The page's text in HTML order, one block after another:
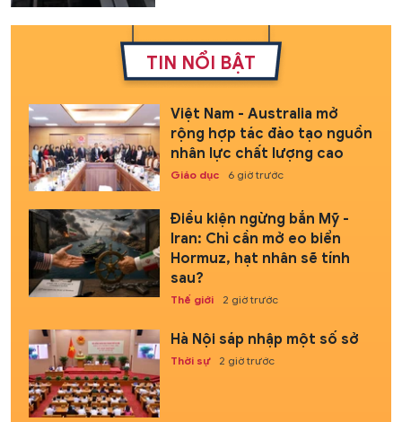
TIN NỔI BẬT
Việt Nam - Australia mở
rộng hợp tác đào tạo nguồn
nhân lực chất lượng cao
Giáo dục 6 giờ trước
Điều kiện ngừng bắn Mỹ -
Iran: Chỉ cần mở eo biển
Hormuz, hạt nhân sẽ tính
sau?
Thế giới 2 giờ trước
Hà Nội sáp nhập một số sở
Thời sự 2 giờ trước